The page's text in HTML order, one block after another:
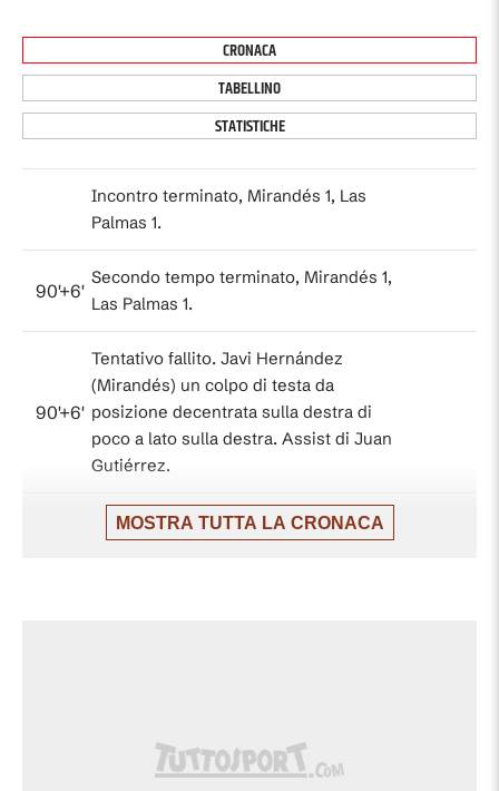
CRONACA
TABELLINO
STATISTICHE
Incontro terminato, Mirandés 1, Las
Palmas 1.
90'+6'
Secondo tempo terminato, Mirandés 1,
Las Palmas 1.
90'+6'
Tentativo fallito. Javi Hernández
(Mirandés) un colpo di testa da
posizione decentrata sulla destra di
poco a lato sulla destra. Assist di Juan
Gutiérrez.
Calcio d'angolo,Las Palmas. Calcio
d'angolo causato da Nikola Maras
MOSTRA TUTTA LA CRONACA